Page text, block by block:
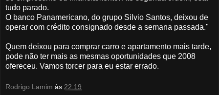
tudo parado.
O banco Panamericano, do grupo Silvio Santos, deixou de
operar com crédito consignado desde a semana passada."
Quem deixou para comprar carro e apartamento mais tarde,
pode não ter mais as mesmas oportunidades que 2008
ofereceu. Vamos torcer para eu estar errado.
Rodrigo Lamim às 22:19